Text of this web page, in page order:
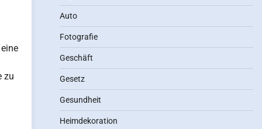
zu
Auto
Fotografie
Geschäft
Gesetz
Gesundheit
Heimdekoration